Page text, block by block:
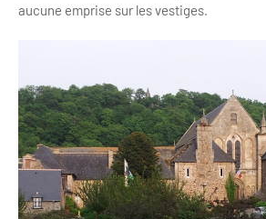
aucune emprise sur les vestiges.